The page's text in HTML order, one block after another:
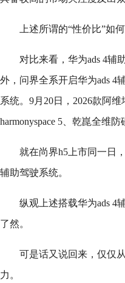
上述所谓的“性价比”如
对比来看，华为ads 4辅
外，问界全系开启华为ads 4
系统。9月20日，2026款阿
harmonyspace 5、乾崑全维防
就在尚界h5上市同一日
辅助驾驶系统。
纵观上述搭载华为ads 4
了然。
可是话又说回来，仅仅
力。